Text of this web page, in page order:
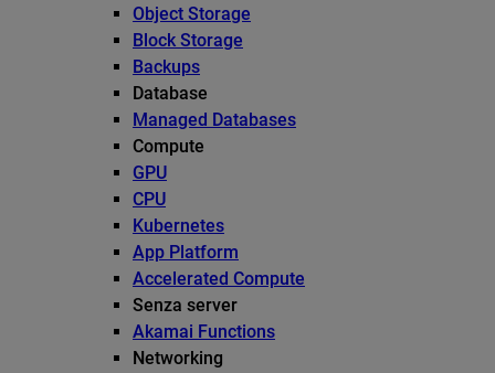
Object Storage
Block Storage
Backups
Database
Managed Databases
Compute
GPU
CPU
Kubernetes
App Platform
Accelerated Compute
Senza server
Akamai Functions
Networking